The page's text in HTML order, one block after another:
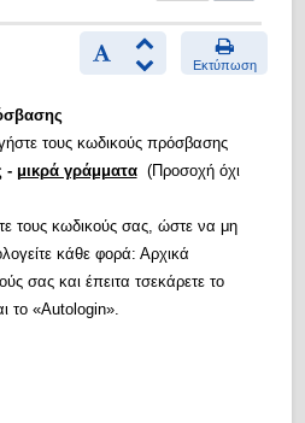
Εκτύπωση
τους κωδικούς πρόσβασης
- μικρά γράμματα(Προσοχή όχι
τους κωδικούς σας, ώστε να μη
κάθε φορά: Αρχικά
σας και έπειτα τσεκάρετε το
το «Autologin».